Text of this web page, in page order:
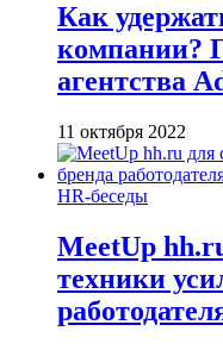
Как
компании?
агентства
11 октября 2022
HR-беседы
MeetUp
техники